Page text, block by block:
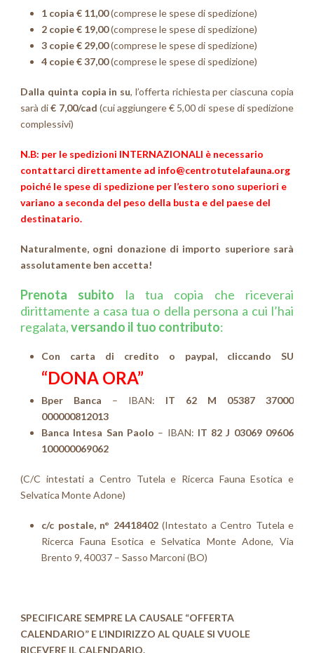
1 copia € 11,00(comprese le spese di spedizione)
2 copie € 19,00(comprese le spese di spedizione)
3 copie € 29,00(comprese le spese di spedizione)
4 copie € 37,00(comprese le spese di spedizione)
Dalla quinta copia in su, l’offerta richiesta per ciascuna copia
sarà di€ 7,00/cad (cui aggiungere € 5,00 di spese di spedizione
complessivi)
N.B: per le spedizioni INTERNAZIONALI è necessario
contattarci direttamente ad info@centrotutelafauna.org
poiché le spese di spedizione per l’estero sono superiori e
variano a seconda del peso della busta e del paese del
destinatario.
Naturalmente, ogni donazione di importo superiore sarà
assolutamente ben accetta!
Prenota subito la tua copia che riceverai
dirittamente a casa tua o della persona a cui l’hai
regalata,versando il tuo contributo:
Con carta di credito o paypal, cliccando SU
“DONA ORA”
Bper Banca – IBAN: IT 62 M 05387 37000
000000812013
Banca Intesa San Paolo – IBAN: IT 82 J 03069 09606
100000069062
(C/C intestati a Centro Tutela e Ricerca Fauna Esotica e
Selvatica Monte Adone)
c/c postale, n° 24418402(Intestato a Centro Tutela e
Ricerca Fauna Esotica e Selvatica Monte Adone, Via
Brento 9, 40037 – Sasso Marconi (BO)
SPECIFICARE SEMPRE LA CAUSALE “OFFERTA
CALENDARIO” E L’INDIRIZZO AL QUALE SI VUOLE
RICEVERE IL CALENDARIO.